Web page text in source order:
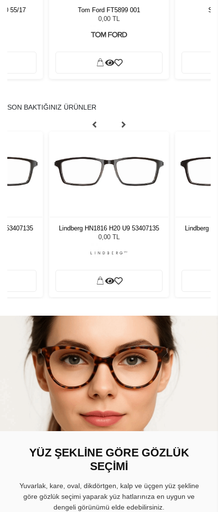
55/17
Tom Ford FT5899 001
0,00 TL
SON BAKTIĞINIZ ÜRÜNLER
53407135
Lindberg HN1816 H20 U9 53407135
0,00 TL
Lindberg
YÜZ ŞEKLİNE GÖRE GÖZLÜK
SEÇİMİ
Yuvarlak, kare, oval, dikdörtgen, kalp ve üçgen yüz şekline
göre gözlük seçimi yaparak yüz hatlarınıza en uygun ve
dengeli görünümü elde edebilirsiniz.